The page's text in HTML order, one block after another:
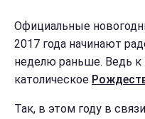
Официальные
2017 года начинают
неделю раньше. Ведь к
католическое
Так, в этом году в